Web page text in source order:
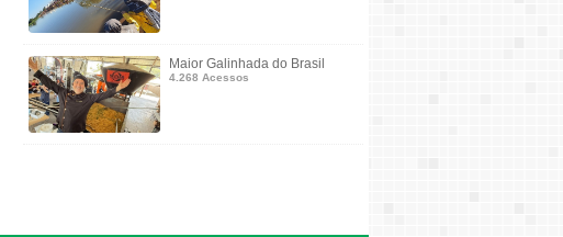
Maior Galinhada do Brasil
4.268 Acessos